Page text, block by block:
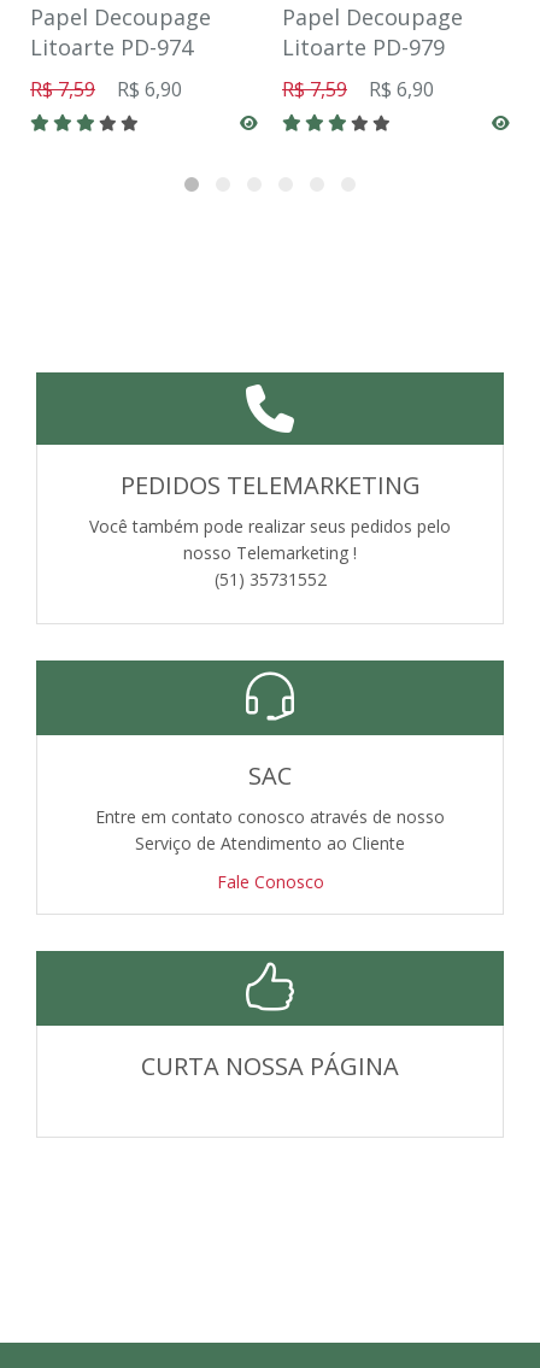
Papel Decoupage
Litoarte PD-974
R$ 7,59 R$ 6,90
Papel Decoupage
Litoarte PD-979
R$ 7,59 R$ 6,90
PEDIDOS TELEMARKETING
Você também pode realizar seus pedidos pelo
nosso Telemarketing !
(51) 35731552
SAC
Entre em contato conosco através de nosso
Serviço de Atendimento ao Cliente
Fale Conosco
CURTA NOSSA PÁGINA